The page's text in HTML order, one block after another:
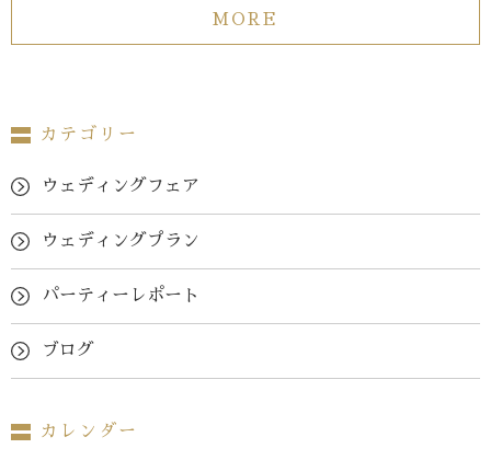
MORE
カテゴリー
ウェディングフェア
ウェディングプラン
パーティーレポート
ブログ
カレンダー